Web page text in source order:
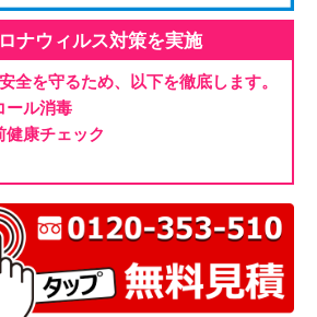
ナウィルス対策を実施
全を守るため、以下を徹底します。
ール消毒
康チェック